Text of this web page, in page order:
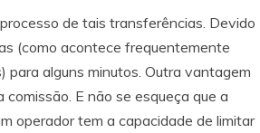
de tais transferências. Devido
(como acontece frequentemente
alguns minutos. Outra vantagem
E não se esqueça que a
operador tem a capacidade de limitar